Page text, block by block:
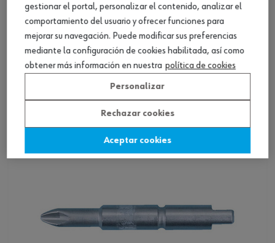
Punta, PH, rosca M5, tamaño inferior
Ver producto
gestionar el portal, personalizar el contenido, analizar el
comportamiento del usuario y ofrecer funciones para
mejorar su navegación. Puede modificar sus preferencias
mediante la configuración de cookies habilitada, así como
obtener más información en nuestra política de cookies
Personalizar
Rechazar cookies
Aceptar cookies